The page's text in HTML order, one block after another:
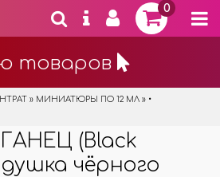
0
товаров
» МИНИАТЮРЫ ПО 12 МЛ » •
(Black
чёрного